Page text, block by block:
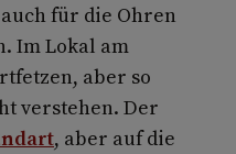
für die Ohren
Im Lokal am
aber so
verstehen. Der
, aber auf die